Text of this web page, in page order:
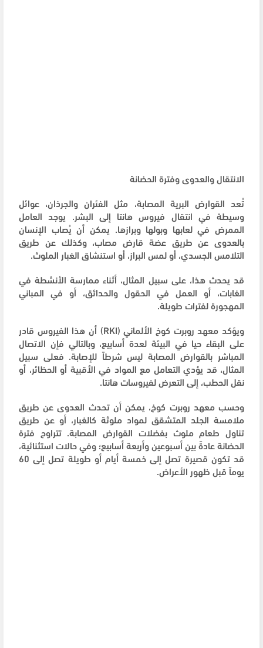
الانتقال والعدوى وفترة الحضانة
تُعد القوارض البرية المصابة، مثل الفئران والجرذان، عوائل
وسيطة في انتقال فيروس هانتا إلى البشر. يوجد العامل
الممرض في لعابها وبولها وبرازها. يمكن أن يُصاب الإنسان
بالعدوى عن طريق عضة قارض مصاب، وكذلك عن طريق
التلامس الجسدي، أو لمس البراز، أو استنشاق الغبار الملوث.
قد يحدث هذا، على سبيل المثال، أثناء ممارسة الأنشطة في
الغابات، أو العمل في الحقول والحدائق، أو في المباني
المهجورة لفترات طويلة.
ويؤكد معهد روبرت كوخ الألماني (RKI) أن هذا الفيروس قادر
على البقاء حيا في البيئة لعدة أسابيع، وبالتالي فإن الاتصال
المباشر بالقوارض المصابة ليس شرطاً للإصابة. فعلى سبيل
المثال، قد يؤدي التعامل مع المواد في الأقبية أو الحظائر، أو
نقل الحطب، إلى التعرض لفيروسات هانتا.
وحسب معهد روبرت كوخ، يمكن أن تحدث العدوى عن طريق
ملامسة الجلد المتشقق لمواد ملوثة كالغبار، أو عن طريق
تناول طعام ملوث بفضلات القوارض المصابة. تتراوح فترة
الحضانة عادةً بين أسبوعين وأربعة أسابيع؛ وفي حالات استثنائية،
قد تكون قصيرة تصل إلى خمسة أيام أو طويلة تصل إلى 60
يوماً قبل ظهور الأعراض.